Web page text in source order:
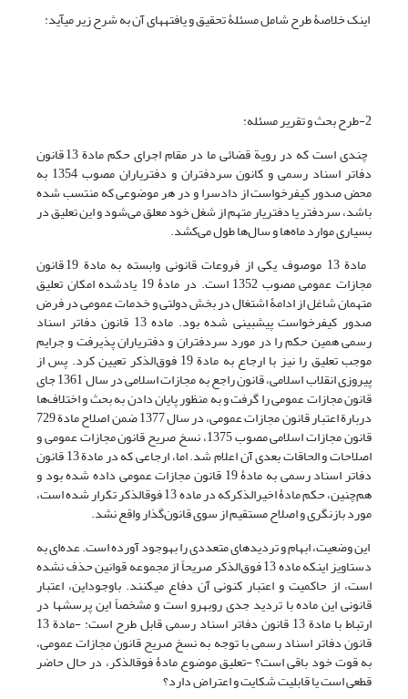
اینک خلاصۀ طرح شامل مسئلۀ تحقیق و یافته‏های آن به شرح زیر می‏آید:
2-طرح بحث و تقریر مسئله:
چندی است که در رویة قضائی ما در مقام اجرای حکم مادة 13 قانون
دفاتر اسناد رسمی و کانون سردفتران و دفتریاران مصوب 1354 به
محض صدور کیفرخواست از دادسرا و در هر موضوعی که منتسب شده
باشد، سردفتر یا دفتریار متهم از شغل خود معلق می‌شود و این تعلیق در
بسیاری موارد ماه‌ها و سال‌ها طول می‌کشد.
مادة 13 موصوف یکی از فروعات قانونی وابسته به مادة 19 قانون
مجازات عمومی مصوب 1352 است. در مادۀ 19 یاد‏شده امکان تعلیق
متهمان شاغل از ادامۀ اشتغال در بخش دولتی و خدمات عمومی در فرض
صدور کیفرخواست پیش‏بینی شده بود. ماده 13 قانون دفاتر اسناد
رسمی همین حکم را در مورد سردفتران و دفتریاران پذیرفت و جرایم
موجب تعلیق را نیز با ارجاع به مادة 19 فوق‌الذکر تعیین کرد. پس از
پیروزی انقلاب اسلامی، قانون راجع به مجازات اسلامی در سال 1361 جای
قانون مجازات عمومی را گرفت و به منظور پایان دادن به بحث و اختلاف‌ها
دربارة اعتبار قانون مجازات عمومی، در سال 1377 ضمن اصلاح مادة 729
قانون مجازات اسلامی مصوب 1375، نسخ صریح قانون مجازات عمومی و
اصلاحات و الحاقات بعدی آن اعلام شد. اما، ارجاعی که در مادة 13 قانون
دفاتر اسناد رسمی به مادۀ 19 قانون مجازات عمومی داده شده بود و
هم‌چنین، حکم مادۀ اخیر‏الذکرکه در ماده 13 فوق‏الذکر تکرار شده است،
مورد بازنگری و اصلاح مستقیم از سوی قانون‌گذار واقع نشد.
این وضعیت، ابهام و تردید‌های متعددی را به‏وجود آورده است. عده‌ای به
دستاویز اینکه ماده 13 فوق‌الذکر صریحاً از مجموعه قوانین حذف نشده‌
است، از حاکمیت و اعتبار کنونی آن دفاع می‏کنند. باوجود‏این، اعتبار
قانونی این ماده با تردید جدی روبه‏رو است و مشخصاً این پرسش‏ها در
ارتباط با مادة 13 قانون دفاتر اسناد رسمی قابل طرح است: -مادة 13
قانون دفاتر اسناد رسمی با توجه به نسخ صریح قانون مجازات عمومی،
به قوت خود باقی است؟ -تعلیق موضوع مادۀ فوق‏الذکر، در حال حاضر
قطعی است یا قابلیت شکایت و اعتراض دارد؟